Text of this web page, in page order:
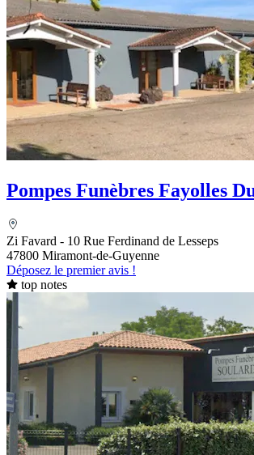
Pompes Funèbres Fayolles
Zi Favard - 10 Rue Ferdinand de Lesseps
47800 Miramont-de-Guyenne
Déposez le premier avis !
top notes